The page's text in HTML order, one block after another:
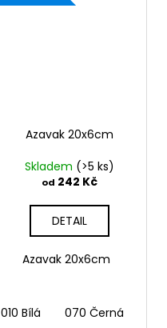
Azavak 20x6cm
Skladem (>5 ks)
od 242 Kč
DETAIL
Azavak 20x6cm
010 Bílá 070 Černá